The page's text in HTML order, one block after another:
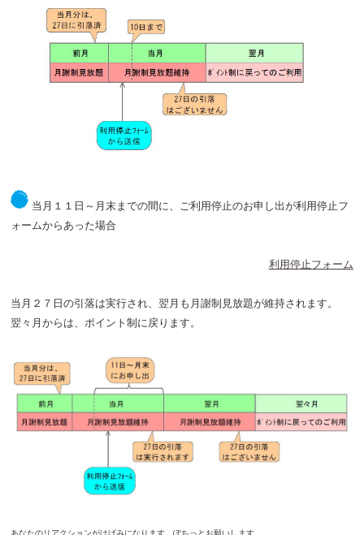
当月１１日～月末までの間に、ご利用停止のお申し出が利用停止フ
ォームからあった場合
利用停止フォーム
当月２７日の引落は実行され、翌月も月謝制見放題が維持されます。
翌々月からは、ポイント制に戻ります。
あなたのリアクションがはげみになります。ぽちっとお願いします。